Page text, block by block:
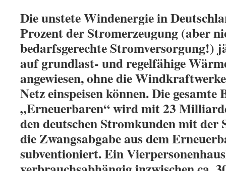
Die unstete Windenergie in
Prozent der Stromerzeugung (aber
bedarfsgerechte Stromversorgung!)
auf grundlast- und regelfähige
angewiesen, ohne die
Netz einspeisen können. Die gesamte
„Erneuerbaren“ wird mit 23
den deutschen Stromkunden mit der
die Zwangsabgabe aus dem
subventioniert. Ein